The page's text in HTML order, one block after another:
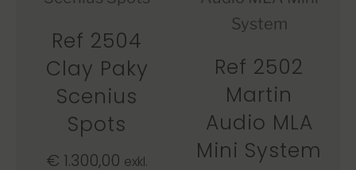
Ref 2504
Clay Paky
Scenius
Spots
€ 1.300,00 exkl.
Ref 2502
Martin
Audio MLA
Mini System